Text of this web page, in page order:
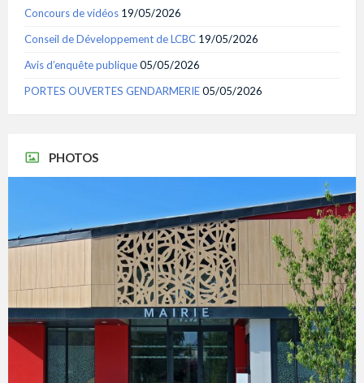
Concours de vidéos 19/05/2026
Conseil de Développement de LCBC 19/05/2026
Avis d’enquête publique05/05/2026
PORTES OUVERTES GENDARMERIE05/05/2026
PHOTOS